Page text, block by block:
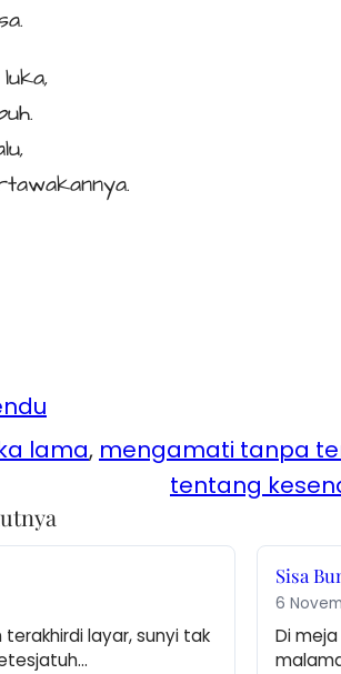
lama, mengamati tanpa
tentang
layar, sunyi tak
Sisa
6
Di